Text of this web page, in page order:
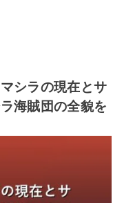
シラの現在とサ
海賊団の全貌を